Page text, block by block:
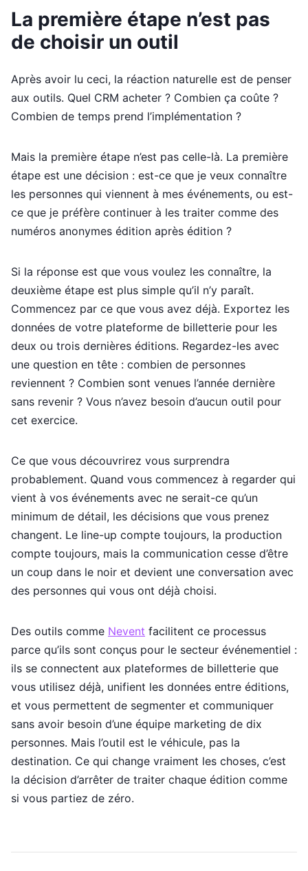
La première étape n’est pas
de choisir un outil
Après avoir lu ceci, la réaction naturelle est de penser
aux outils. Quel CRM acheter ? Combien ça coûte ?
Combien de temps prend l’implémentation ?
Mais la première étape n’est pas celle-là. La première
étape est une décision : est-ce que je veux connaître
les personnes qui viennent à mes événements, ou est-
ce que je préfère continuer à les traiter comme des
numéros anonymes édition après édition ?
Si la réponse est que vous voulez les connaître, la
deuxième étape est plus simple qu’il n’y paraît.
Commencez par ce que vous avez déjà. Exportez les
données de votre plateforme de billetterie pour les
deux ou trois dernières éditions. Regardez-les avec
une question en tête : combien de personnes
reviennent ? Combien sont venues l’année dernière
sans revenir ? Vous n’avez besoin d’aucun outil pour
cet exercice.
Ce que vous découvrirez vous surprendra
probablement. Quand vous commencez à regarder qui
vient à vos événements avec ne serait-ce qu’un
minimum de détail, les décisions que vous prenez
changent. Le line-up compte toujours, la production
compte toujours, mais la communication cesse d’être
un coup dans le noir et devient une conversation avec
des personnes qui vous ont déjà choisi.
Des outils comme Nevent facilitent ce processus
parce qu’ils sont conçus pour le secteur événementiel :
ils se connectent aux plateformes de billetterie que
vous utilisez déjà, unifient les données entre éditions,
et vous permettent de segmenter et communiquer
sans avoir besoin d’une équipe marketing de dix
personnes. Mais l’outil est le véhicule, pas la
destination. Ce qui change vraiment les choses, c’est
la décision d’arrêter de traiter chaque édition comme
si vous partiez de zéro.